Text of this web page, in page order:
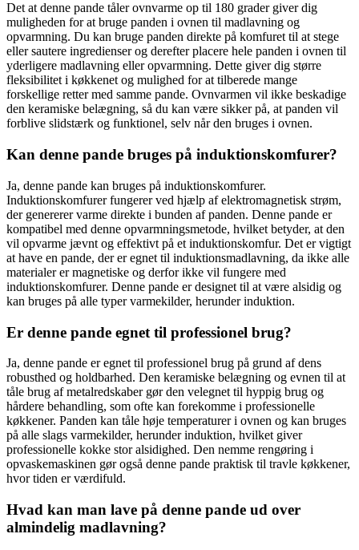
Det at denne pande tåler ovnvarme op til 180 grader giver dig
muligheden for at bruge panden i ovnen til madlavning og
opvarmning. Du kan bruge panden direkte på komfuret til at stege
eller sautere ingredienser og derefter placere hele panden i ovnen til
yderligere madlavning eller opvarmning. Dette giver dig større
fleksibilitet i køkkenet og mulighed for at tilberede mange
forskellige retter med samme pande. Ovnvarmen vil ikke beskadige
den keramiske belægning, så du kan være sikker på, at panden vil
forblive slidstærk og funktionel, selv når den bruges i ovnen.
Kan denne pande bruges på induktionskomfurer?
Ja, denne pande kan bruges på induktionskomfurer.
Induktionskomfurer fungerer ved hjælp af elektromagnetisk strøm,
der genererer varme direkte i bunden af panden. Denne pande er
kompatibel med denne opvarmningsmetode, hvilket betyder, at den
vil opvarme jævnt og effektivt på et induktionskomfur. Det er vigtigt
at have en pande, der er egnet til induktionsmadlavning, da ikke alle
materialer er magnetiske og derfor ikke vil fungere med
induktionskomfurer. Denne pande er designet til at være alsidig og
kan bruges på alle typer varmekilder, herunder induktion.
Er denne pande egnet til professionel brug?
Ja, denne pande er egnet til professionel brug på grund af dens
robusthed og holdbarhed. Den keramiske belægning og evnen til at
tåle brug af metalredskaber gør den velegnet til hyppig brug og
hårdere behandling, som ofte kan forekomme i professionelle
køkkener. Panden kan tåle høje temperaturer i ovnen og kan bruges
på alle slags varmekilder, herunder induktion, hvilket giver
professionelle kokke stor alsidighed. Den nemme rengøring i
opvaskemaskinen gør også denne pande praktisk til travle køkkener,
hvor tiden er værdifuld.
Hvad kan man lave på denne pande ud over
almindelig madlavning?